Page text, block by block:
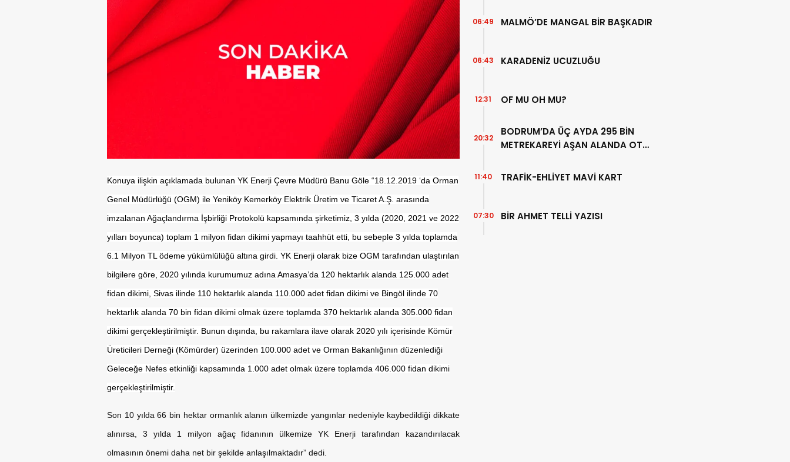
Konuya ilişkin açıklamada bulunan YK Enerji Çevre Müdürü Banu Göle “18.12.2019 ‘da Orman
Genel Müdürlüğü (OGM) ile Yeniköy Kemerköy Elektrik Üretim ve Ticaret A.Ş. arasında
imzalanan Ağaçlandırma İşbirliği Protokolü kapsamında şirketimiz, 3 yılda (2020, 2021 ve 2022
yılları boyunca) toplam 1 milyon fidan dikimi yapmayı taahhüt etti, bu sebeple 3 yılda toplamda
6.1 Milyon TL ödeme yükümlülüğü altına girdi. YK Enerji olarak bize OGM tarafından ulaştırılan
bilgilere göre, 2020 yılında kurumumuz adına Amasya’da 120 hektarlık alanda 125.000 adet
fidan dikimi, Sivas ilinde 110 hektarlık alanda 110.000 adet fidan dikimi ve Bingöl ilinde 70
hektarlık alanda 70 bin fidan dikimi olmak üzere toplamda 370 hektarlık alanda 305.000 fidan
dikimi gerçekleştirilmiştir. Bunun dışında, bu rakamlara ilave olarak 2020 yılı içerisinde Kömür
Üreticileri Derneği (Kömürder) üzerinden 100.000 adet ve Orman Bakanlığının düzenlediği
Geleceğe Nefes etkinliği kapsamında 1.000 adet olmak üzere toplamda 406.000 fidan dikimi
gerçekleştirilmiştir.
Son 10 yılda 66 bin hektar ormanlık alanın ülkemizde yangınlar nedeniyle kaybedildiği dikkate
alınırsa, 3 yılda 1 milyon ağaç fidanının ülkemize YK Enerji tarafından kazandırılacak
olmasının önemi daha net bir şekilde anlaşılmaktadır” dedi.
MALMÖ’DE MANGAL BİR BAŞKADIR
06:49
KARADENİZ UCUZLUĞU
06:43
OF MU OH MU?
12:31
BODRUM’DA ÜÇ AYDA 295 BİN
METREKAREYİ AŞAN ALANDA OT
20:32
TRAFİK-EHLİYET MAVİ KART
11:40
BİR AHMET TELLİ YAZISI
07:30